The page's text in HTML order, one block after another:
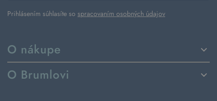
O nákupe
Spôsoby dodania a platby
Vrátenie tovaru a reklamácia
O Brumlovi
Prihlásením súhlasíte so spracovaním osobných údajov